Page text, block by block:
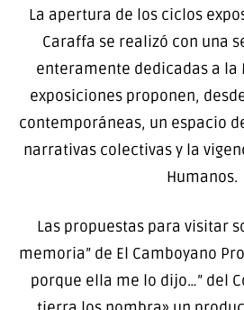
La apertura de los ciclos
Caraffa se realizó con una
enteramente dedicadas a la
exposiciones proponen,
contemporáneas, un espacio
narrativas colectivas y la
Humanos.
Las propuestas para visitar
memoria” de El Camboyano
porque ella me lo dijo…” del